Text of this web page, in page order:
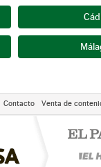
Contacto Venta de